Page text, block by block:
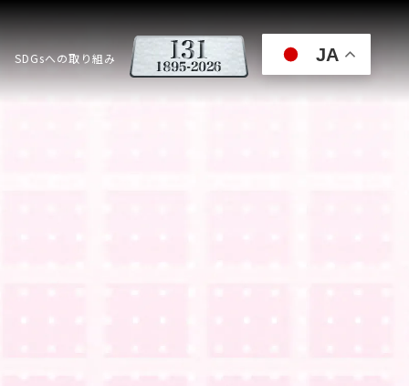
SDGsへの取り組み JA